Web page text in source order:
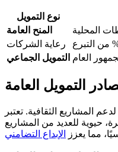
نوع التمويل
المنح العامة
المحلية
رعاية الشركات
التمويل الجماعي العام
التمويل العامة
المشاريع الثقافية. تعتبر
حيوية للعديد من المشاريع
مما يعزز
الإبداع التضامني